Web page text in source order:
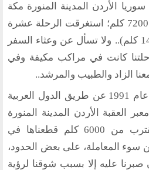
والارهاب
سوريا الأردن المدينة المنورة مكة
المكرمة) لمسافة تجاوزت 7200 كلم؛ استغرقت الرحلة عشرة
أيام ذهابا ومثلها إيابا (14400 كلم).. ولا تسأل عن وعثاء السفر
كانت في مراكب مكيفة وفي
الزاد والطبيب والمرشد..
والرحلة الثانية كانت عام 1991 عن طريق الدول العربية
العقبة الأردن المدينة المنورة
مكة المكرمة) بمسافة تقترب من 6000 كلم قطعناها في
سوء المعاملة، على بعض الحدود،
صبرنا عليه إلا بسبب شوقنا لرؤية